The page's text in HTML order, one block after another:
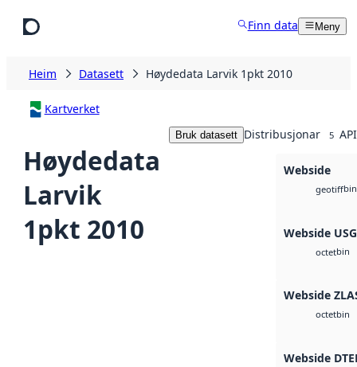
Finn data Meny
Heim Datasett Høydedata Larvik 1pkt 2010
Kartverket
Høydedata
Larvik
1pkt 2010
Bruk datasett Distribusjonar 5
Webside
geotiffbin
Webside
octetbin
Webside
octetbin
Webside